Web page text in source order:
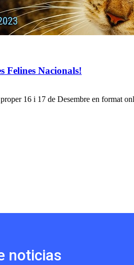
Felines Nacionals!
16 i 17 de Desembre en format
noticias